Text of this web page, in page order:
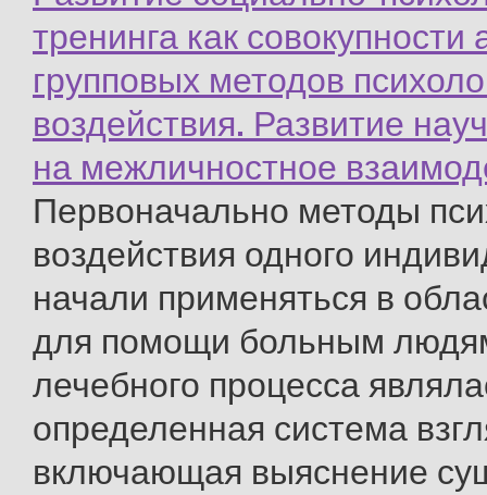
тренинга как совокупности
групповых методов
воздействия. Развитие
на межличностное
Первоначально методы
воздействия одного
начали применяться в
для помощи больным
лечебного процесса
определенная система
включающая выяснение